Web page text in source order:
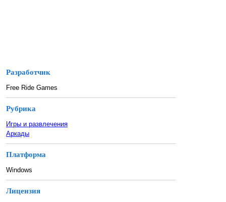
Разработчик
Free Ride Games
Рубрика
Игры и развлечения
Аркады
Платформа
Windows
Лицензия